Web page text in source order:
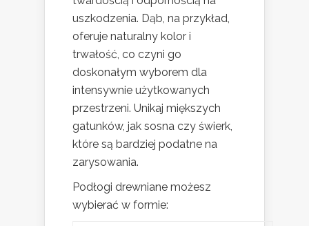
uszkodzenia. Dąb, na przykład,
oferuje naturalny kolor i
trwałość, co czyni go
doskonałym wyborem dla
intensywnie użytkowanych
przestrzeni. Unikaj miększych
gatunków, jak sosna czy świerk,
które są bardziej podatne na
zarysowania.
Podłogi drewniane możesz
wybierać w formie: